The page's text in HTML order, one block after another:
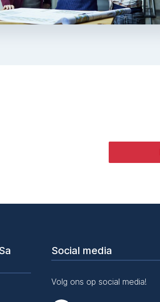
Social media
Volg ons op social media!